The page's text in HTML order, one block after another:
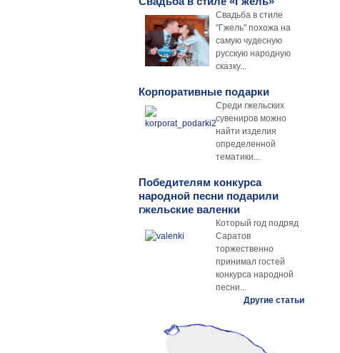
Свадьба в стиле
"Гжель" похожа на
самую чудесную
русскую народную
сказку...
Корпоративные подарки
Среди гжельских
сувениров можно
найти изделия
определенной
тематики...
Победителям конкурса
народной песни подарили
гжельские валенки
Который год подряд
Саратов
торжественно
принимал гостей
конкурса народной
песни...
Другие статьи